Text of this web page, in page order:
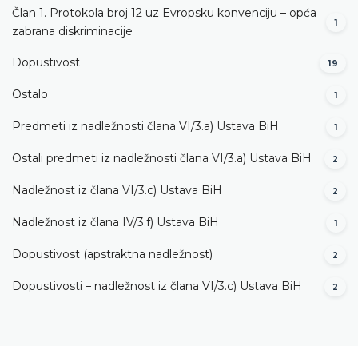
Član 1. Protokola broj 12 uz Evropsku konvenciju – opća
zabrana diskriminacije
1
Dopustivost 19
Ostalo 1
Predmeti iz nadležnosti člana VI/3.а) Ustava BiH 1
Ostali predmeti iz nadležnosti člana VI/3.а) Ustava BiH 2
Nadležnost iz člana VI/3.c) Ustava BiH 2
Nadležnost iz člana IV/3.f) Ustava BiH 1
Dopustivost (apstraktna nadležnost) 2
Dopustivosti – nadležnost iz člana VI/3.c) Ustava BiH 2